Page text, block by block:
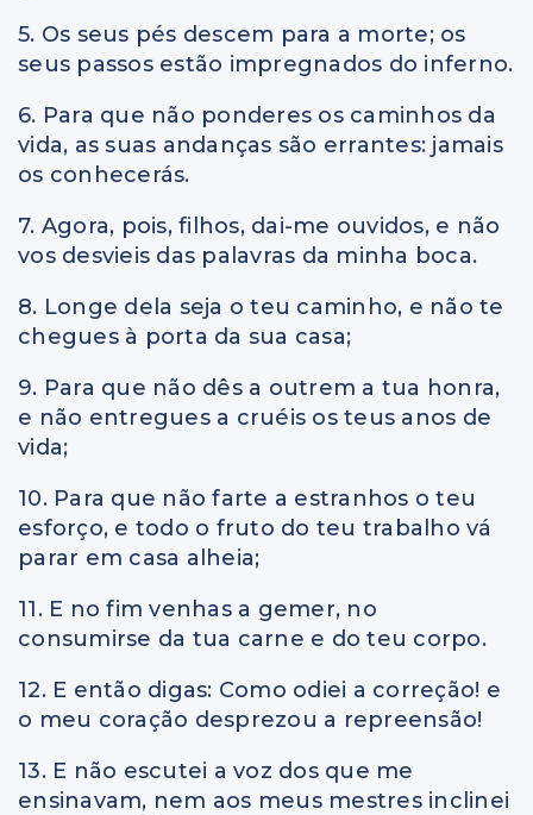
5. Os seus pés descem para a morte; os
seus passos estão impregnados do inferno.
6. Para que não ponderes os caminhos da
vida, as suas andanças são errantes: jamais
os conhecerás.
7. Agora, pois, filhos, dai-me ouvidos, e não
vos desvieis das palavras da minha boca.
8. Longe dela seja o teu caminho, e não te
chegues à porta da sua casa;
9. Para que não dês a outrem a tua honra,
e não entregues a cruéis os teus anos de
vida;
10. Para que não farte a estranhos o teu
esforço, e todo o fruto do teu trabalho vá
parar em casa alheia;
11. E no fim venhas a gemer, no
consumirse da tua carne e do teu corpo.
12. E então digas: Como odiei a correção! e
o meu coração desprezou a repreensão!
13. E não escutei a voz dos que me
ensinavam, nem aos meus mestres inclinei